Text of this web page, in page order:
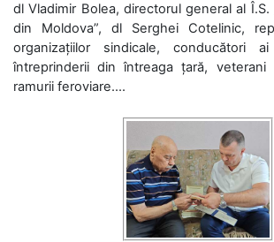
dl Vladimir Bolea, directorul general al Î.S.
din Moldova”, dl Serghei Cotelinic,
organizațiilor sindicale, conducători ai
întreprinderii din întreaga țară, veterani
ramurii feroviare....